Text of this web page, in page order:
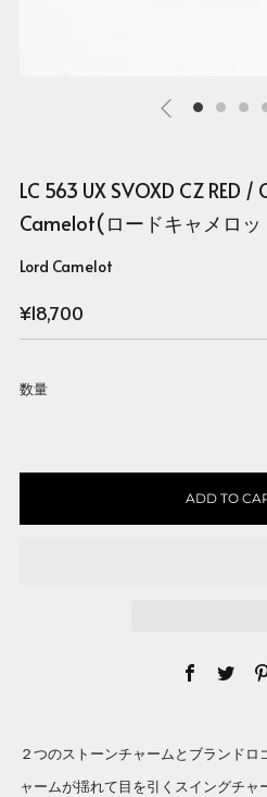
LC 563 UX SVOXD CZ RED /
Camelot(ロードキャメロ
Lord Camelot
Regular
price
¥18,700
数量
ADD TO
２つのストーンチャームとブランド
ャームが揺れて目を引くスイングチャ